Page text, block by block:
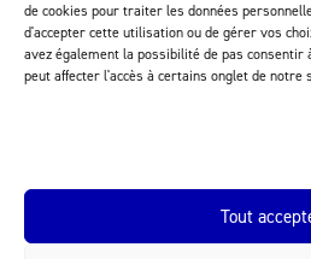
de cookies pour traiter les données
d'accepter cette utilisation ou de gérer vos
avez également la possibilité de pas consentir
peut affecter l'accès à certains onglet de notre
Tout
INEOS.COM